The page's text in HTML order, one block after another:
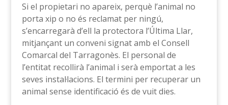
Si el propietari no apareix, perquè l’animal no
porta xip o no és reclamat per ningú,
s’encarregarà d’ell la protectora l’Última Llar,
mitjançant un conveni signat amb el Consell
Comarcal del Tarragonès. El personal de
l’entitat recollirà l’animal i serà emportat a les
seves instal·lacions. El termini per recuperar un
animal sense identificació és de vuit dies.